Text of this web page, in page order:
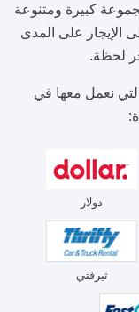
كبيرة ومتنوعة
الإيجار على المدى
لحظة.
نعمل معها في
دولار
ثيرفتي